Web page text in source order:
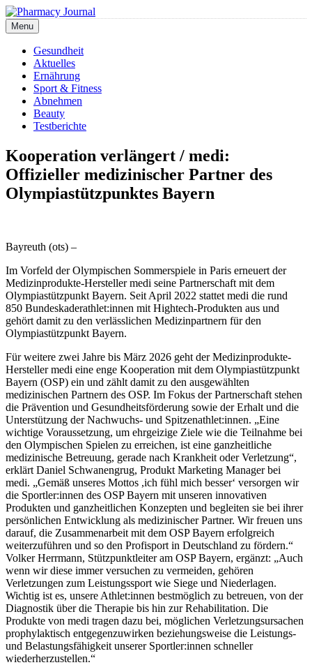
Skip
to
content
Pharmacy Journal
Menu
Gesundheit
Aktuelles
Ernährung
Sport & Fitness
Abnehmen
Beauty
Testberichte
Kooperation verlängert / medi:
Offizieller medizinischer Partner des
Olympiastützpunktes Bayern
Bayreuth (ots) –
Im Vorfeld der Olympischen Sommerspiele in Paris erneuert der
Medizinprodukte-Hersteller medi seine Partnerschaft mit dem
Olympiastützpunkt Bayern. Seit April 2022 stattet medi die rund
850 Bundeskaderathlet:innen mit Hightech-Produkten aus und
gehört damit zu den verlässlichen Medizinpartnern für den
Olympiastützpunkt Bayern.
Für weitere zwei Jahre bis März 2026 geht der Medizinprodukte-
Hersteller medi eine enge Kooperation mit dem Olympiastützpunkt
Bayern (OSP) ein und zählt damit zu den ausgewählten
medizinischen Partnern des OSP. Im Fokus der Partnerschaft stehen
die Prävention und Gesundheitsförderung sowie der Erhalt und die
Unterstützung der Nachwuchs- und Spitzenathlet:innen. „Eine
wichtige Voraussetzung, um ehrgeizige Ziele wie die Teilnahme bei
den Olympischen Spielen zu erreichen, ist eine ganzheitliche
medizinische Betreuung, gerade nach Krankheit oder Verletzung“,
erklärt Daniel Schwanengrug, Produkt Marketing Manager bei
medi. „Gemäß unseres Mottos ,ich fühl mich besser‘ versorgen wir
die Sportler:innen des OSP Bayern mit unseren innovativen
Produkten und ganzheitlichen Konzepten und begleiten sie bei ihrer
persönlichen Entwicklung als medizinischer Partner. Wir freuen uns
darauf, die Zusammenarbeit mit dem OSP Bayern erfolgreich
weiterzuführen und so den Profisport in Deutschland zu fördern.“
Volker Herrmann, Stützpunktleiter am OSP Bayern, ergänzt: „Auch
wenn wir diese immer versuchen zu vermeiden, gehören
Verletzungen zum Leistungssport wie Siege und Niederlagen.
Wichtig ist es, unsere Athlet:innen bestmöglich zu betreuen, von der
Diagnostik über die Therapie bis hin zur Rehabilitation. Die
Produkte von medi tragen dazu bei, möglichen Verletzungsursachen
prophylaktisch entgegenzuwirken beziehungsweise die Leistungs-
und Belastungsfähigkeit unserer Sportler:innen schneller
wiederherzustellen.“